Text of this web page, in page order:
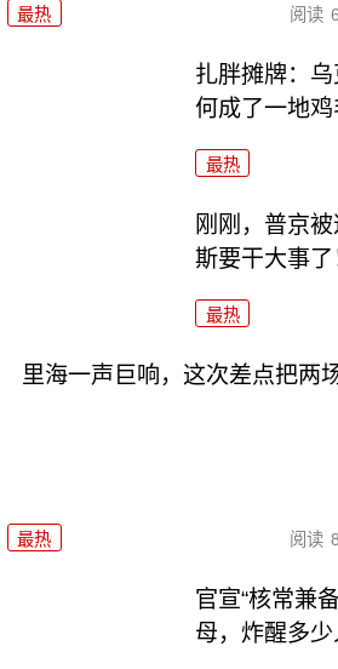
最热 阅读
扎胖摊牌：
何成了一地鸡
最热
刚刚，普京
斯要干大事了
最热
里海一声巨响，这次差点把两
最热 阅读
官宣“核常兼
母，炸醒多少